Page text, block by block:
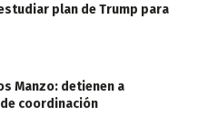
plan de Trump para
Manzo: detienen a
coordinación